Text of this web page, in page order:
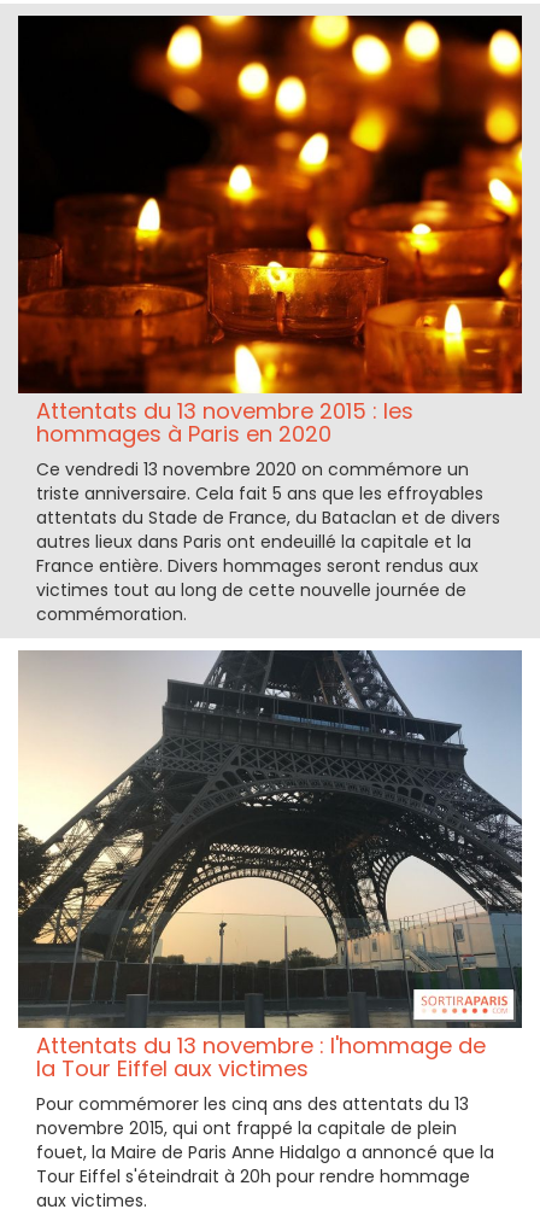
Attentats du 13 novembre 2015 : les
hommages à Paris en 2020
Ce vendredi 13 novembre 2020 on commémore un
triste anniversaire. Cela fait 5 ans que les effroyables
attentats du Stade de France, du Bataclan et de divers
autres lieux dans Paris ont endeuillé la capitale et la
France entière. Divers hommages seront rendus aux
victimes tout au long de cette nouvelle journée de
commémoration.
Attentats du 13 novembre : l'hommage de
la Tour Eiffel aux victimes
Pour commémorer les cinq ans des attentats du 13
novembre 2015, qui ont frappé la capitale de plein
fouet, la Maire de Paris Anne Hidalgo a annoncé que la
Tour Eiffel s'éteindrait à 20h pour rendre hommage
aux victimes.